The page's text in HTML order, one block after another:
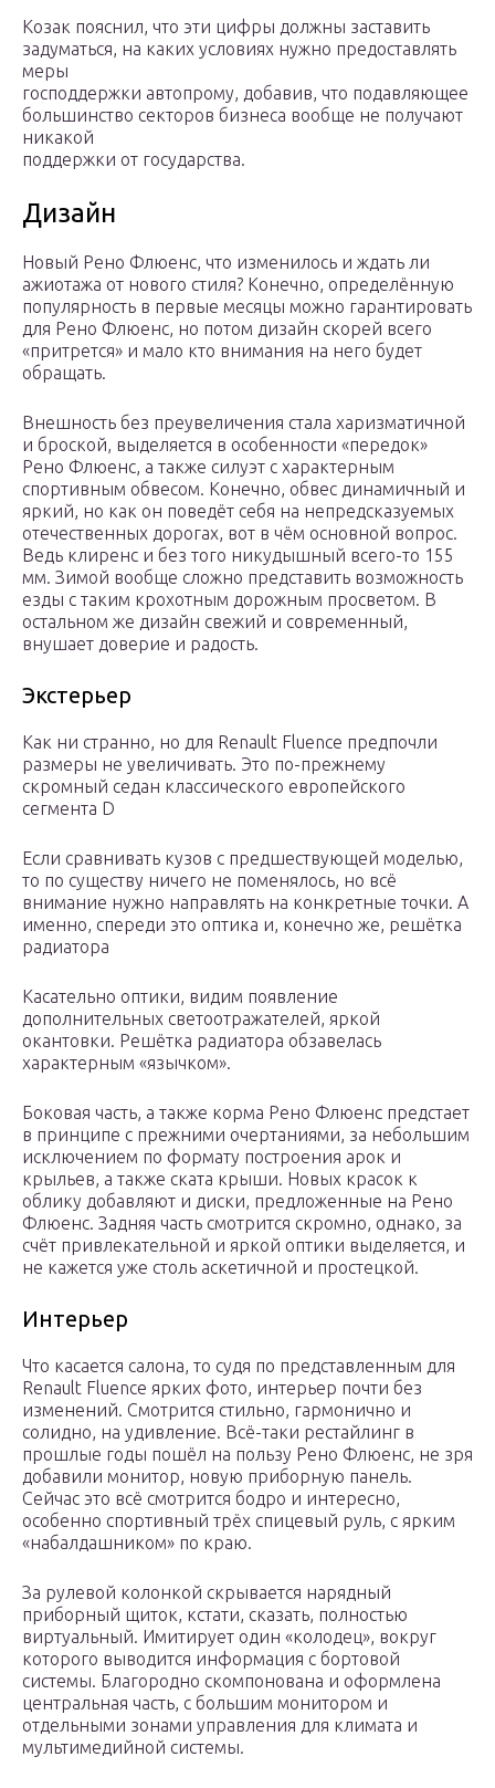
Козак пояснил, что эти цифры должны заставить
задуматься, на каких условиях нужно предоставлять
меры
господдержки автопрому, добавив, что подавляющее
большинство секторов бизнеса вообще не получают
никакой
поддержки от государства.
Дизайн
Новый Рено Флюенс, что изменилось и ждать ли
ажиотажа от нового стиля? Конечно, определённую
популярность в первые месяцы можно гарантировать
для Рено Флюенс, но потом дизайн скорей всего
«притрется» и мало кто внимания на него будет
обращать.
Внешность без преувеличения стала харизматичной
и броской, выделяется в особенности «передок»
Рено Флюенс, а также силуэт с характерным
спортивным обвесом. Конечно, обвес динамичный и
яркий, но как он поведёт себя на непредсказуемых
отечественных дорогах, вот в чём основной вопрос.
Ведь клиренс и без того никудышный всего-то 155
мм. Зимой вообще сложно представить возможность
езды с таким крохотным дорожным просветом. В
остальном же дизайн свежий и современный,
внушает доверие и радость.
Экстерьер
Как ни странно, но для Renault Fluence предпочли
размеры не увеличивать. Это по-прежнему
скромный седан классического европейского
сегмента D
Если сравнивать кузов с предшествующей моделью,
то по существу ничего не поменялось, но всё
внимание нужно направлять на конкретные точки. А
именно, спереди это оптика и, конечно же, решётка
радиатора
Касательно оптики, видим появление
дополнительных светоотражателей, яркой
окантовки. Решётка радиатора обзавелась
характерным «язычком».
Боковая часть, а также корма Рено Флюенс предстает
в принципе с прежними очертаниями, за небольшим
исключением по формату построения арок и
крыльев, а также ската крыши. Новых красок к
облику добавляют и диски, предложенные на Рено
Флюенс. Задняя часть смотрится скромно, однако, за
счёт привлекательной и яркой оптики выделяется, и
не кажется уже столь аскетичной и простецкой.
Интерьер
Что касается салона, то судя по представленным для
Renault Fluence ярких фото, интерьер почти без
изменений. Смотрится стильно, гармонично и
солидно, на удивление. Всё-таки рестайлинг в
прошлые годы пошёл на пользу Рено Флюенс, не зря
добавили монитор, новую приборную панель.
Сейчас это всё смотрится бодро и интересно,
особенно спортивный трёх спицевый руль, с ярким
«набалдашником» по краю.
За рулевой колонкой скрывается нарядный
приборный щиток, кстати, сказать, полностью
виртуальный. Имитирует один «колодец», вокруг
которого выводится информация с бортовой
системы. Благородно скомпонована и оформлена
центральная часть, с большим монитором и
отдельными зонами управления для климата и
мультимедийной системы.